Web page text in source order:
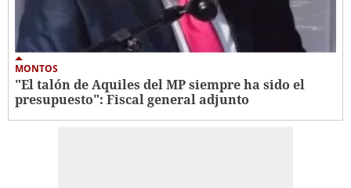
MONTOS
"El talón de Aquiles del MP siempre ha sido el
presupuesto": Fiscal general adjunto